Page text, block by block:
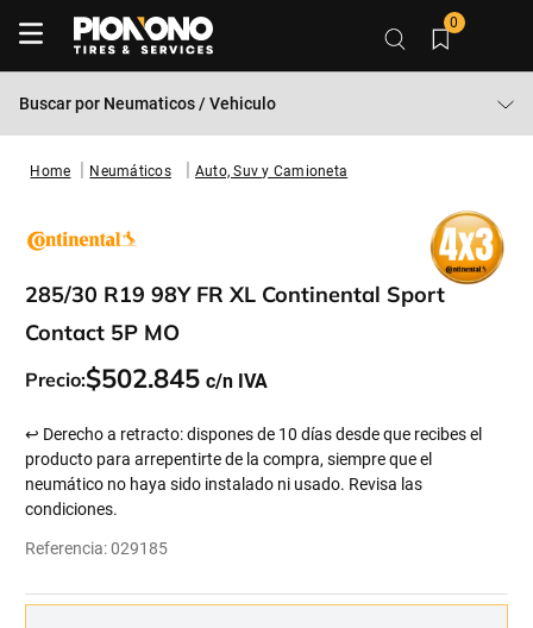
0
Buscar por Neumaticos / Vehiculo
Neumáticos Auto, Suv y Camioneta
285/30 R19 98Y FR XL Continental Sport
Contact 5P MO
Precio:$502.845
↩ Derecho a retracto: dispones de 10 días desde que recibes el
producto para arrepentirte de la compra, siempre que el
neumático no haya sido instalado ni usado. Revisa las
condiciones.
Referencia:029185